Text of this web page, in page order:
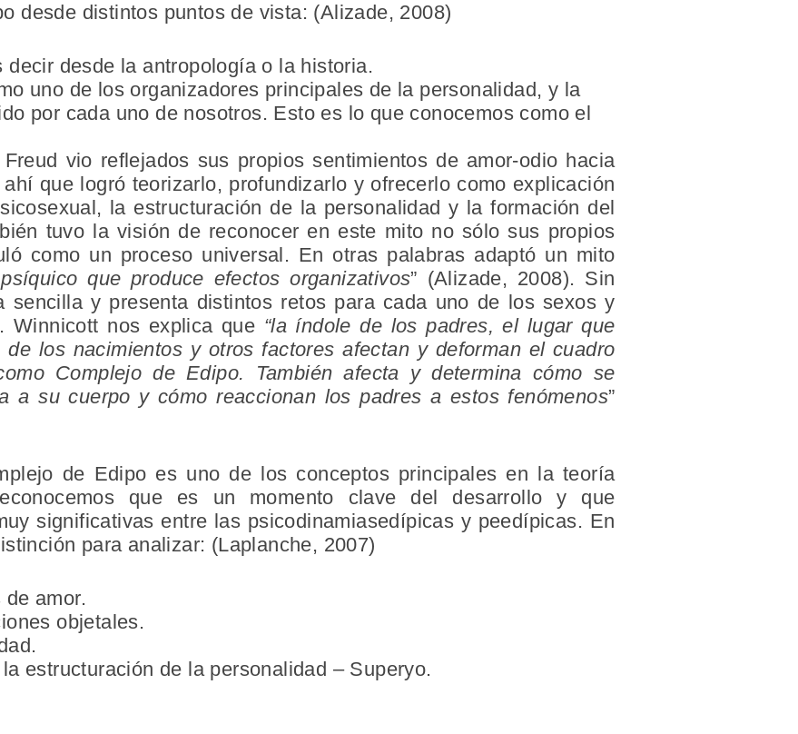
desde distintos puntos de vista: (Alizade, 2008)
decir desde la antropología o la historia.
uno de los organizadores principales de la personalidad, y la
por cada uno de nosotros. Esto es lo que conocemos como el
vio reflejados sus propios sentimientos de amor-odio hacia
que logró teorizarlo, profundizarlo y ofrecerlo como explicación
la estructuración de la personalidad y la formación del
tuvo la visión de reconocer en este mito no sólo sus propios
como un proceso universal. En otras palabras adaptó un mito
que produce efectos organizativos” (Alizade, 2008). Sin
sencilla y presenta distintos retos para cada uno de los sexos y
Winnicott nos explica que “la índole de los padres, el lugar que
los nacimientos y otros factores afectan y deforman el cuadro
Complejo de Edipo. También afecta y determina cómo se
a su cuerpo y cómo reaccionan los padres a estos fenómenos”
de Edipo es uno de los conceptos principales en la teoría
que es un momento clave del desarrollo y que
significativas entre las psicodinamiasedípicas y peedípicas. En
para analizar: (Laplanche, 2007)
amor.
objetales.
estructuración de la personalidad – Superyo.